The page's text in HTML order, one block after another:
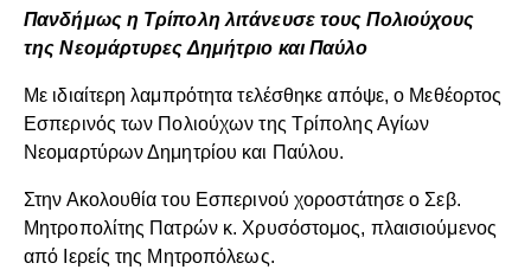
Πανδήμως η Τρίπολη λιτάνευσε τους Πολιούχους
της Νεομάρτυρες Δημήτριο και Παύλο
Με ιδιαίτερη λαμπρότητα τελέσθηκε απόψε, ο Μεθέορτος
Εσπερινός των Πολιούχων της Τρίπολης Αγίων
Νεομαρτύρων Δημητρίου και Παύλου.
Στην Ακολουθία του Εσπερινού χοροστάτησε ο Σεβ.
Μητροπολίτης Πατρών κ. Χρυσόστομος, πλαισιούμενος
από Ιερείς της Μητροπόλεως.